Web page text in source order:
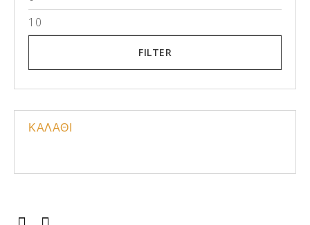
FILTER
ΚΑΛΑΘΙ